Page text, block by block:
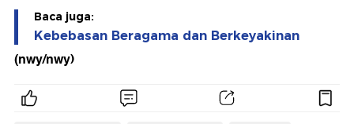
Baca juga:
Kebebasan Beragama dan Berkeyakinan
(nwy/nwy)